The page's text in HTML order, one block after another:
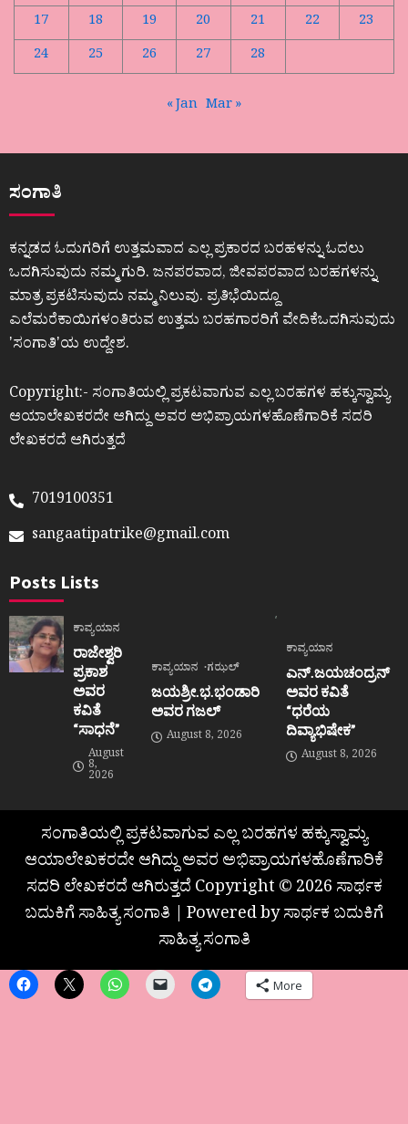
17
18 19 20 21 22
23
24
25 26 27 28
« Jan Mar »
ಸಂಗಾತಿ
ಕನ್ನಡದ ಓದುಗರಿಗೆ ಉತ್ತಮವಾದ ಎಲ್ಲ ಪ್ರಕಾರದ ಬರಹಳನ್ನು ಓದಲು
ಒದಗಿಸುವುದು ನಮ್ಮ ಗುರಿ. ಜನಪರವಾದ, ಜೀವಪರವಾದ ಬರಹಗಳನ್ನು
ಮಾತ್ರ ಪ್ರಕಟಿಸುವುದು ನಮ್ಮ ನಿಲುವು. ಪ್ರತಿಭೆಯಿದ್ದೂ
ಎಲೆಮರೆಕಾಯಿಗಳಂತಿರುವ ಉತ್ತಮ ಬರಹಗಾರರಿಗೆ ವೇದಿಕೆಒದಗಿಸುವುದು
ʼಸಂಗಾತಿʼಯ ಉದ್ದೇಶ.
Copyright:- ಸಂಗಾತಿಯಲ್ಲಿ ಪ್ರಕಟವಾಗುವ ಎಲ್ಲ ಬರಹಗಳ ಹಕ್ಕುಸ್ವಾಮ್ಯ
ಆಯಾಲೇಖಕರದೇ ಆಗಿದ್ದು ಅವರ ಅಭಿಪ್ರಾಯಗಳಹೊಣೆಗಾರಿಕೆ ಸದರಿ
ಲೇಖಕರದೆ ಆಗಿರುತ್ತದೆ
7019100351
sangaatipatrike@gmail.com
Posts Lists
ಕಾವ್ಯಯಾನ
ರಾಜೇಶ್ವರಿ
ಪ್ರಕಾಶ
ಅವರ
ಕವಿತೆ
“ಸಾಧನೆ”
August
8,
2026
ಕಾವ್ಯಯಾನ ಗಝಲ್
ಜಯಶ್ರೀ.ಭ.ಭಂಡಾರಿ
ಅವರ ಗಜಲ್
August 8, 2026
ಕಾವ್ಯಯಾನ
ಎನ್.ಜಯಚಂದ್ರನ್
ಅವರ ಕವಿತೆ
“ಧರೆಯ
ದಿವ್ಯಾಭಿಷೇಕ”
August 8, 2026
ಸಂಗಾತಿಯಲ್ಲಿ ಪ್ರಕಟವಾಗುವ ಎಲ್ಲ ಬರಹಗಳ ಹಕ್ಕುಸ್ವಾಮ್ಯ
ಆಯಾಲೇಖಕರದೇ ಆಗಿದ್ದು ಅವರ ಅಭಿಪ್ರಾಯಗಳಹೊಣೆಗಾರಿಕೆ
ಸದರಿ ಲೇಖಕರದೆ ಆಗಿರುತ್ತದೆ Copyright © 2026 ಸಾರ್ಥಕ
ಬದುಕಿಗೆ ಸಾಹಿತ್ಯ ಸಂಗಾತಿ | Powered by ಸಾರ್ಥಕ ಬದುಕಿಗೆ
ಸಾಹಿತ್ಯ ಸಂಗಾತಿ
More